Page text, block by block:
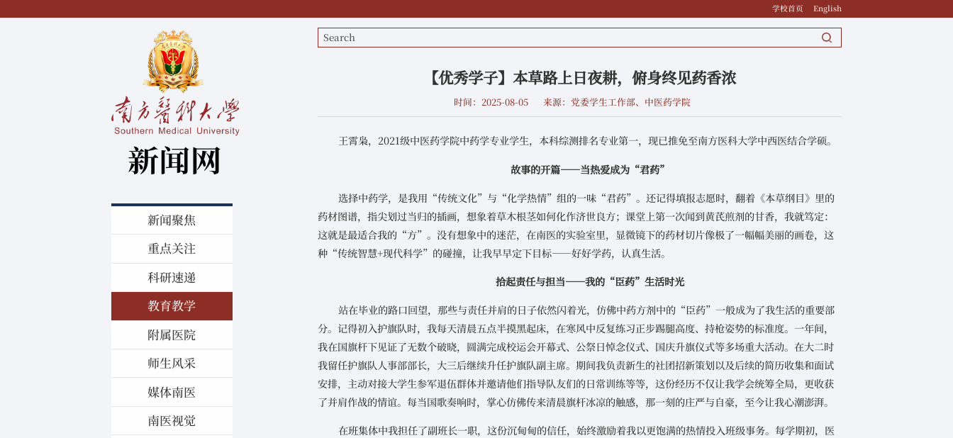
学校首页 English
新闻聚焦
重点关注
科研速递
教育教学
附属医院
师生风采
媒体南医
南医视觉
【优秀学子】本草路上日夜耕，俯身终见药香浓
时间：2025-08-05 来源：党委学生工作部、中医药学院
王霄枭，2021级中医药学院中药学专业学生，本科综测排名专业第一，现已推免至南方医科大学中西医结合学硕。
故事的开篇——当热爱成为“君药”
选择中药学，是我用“传统文化”与“化学热情”组的一味“君药”。还记得填报志愿时，翻着《本草纲目》里的
药材图谱，指尖划过当归的插画，想象着草木根茎如何化作济世良方；课堂上第一次闻到黄芪煎剂的甘香，我就笃定：
这就是最适合我的“方”。没有想象中的迷茫，在南医的实验室里，显微镜下的药材切片像极了一幅幅美丽的画卷，这
种“传统智慧+现代科学”的碰撞，让我早早定下目标——好好学药，认真生活。
拾起责任与担当——我的“臣药”生活时光
站在毕业的路口回望，那些与责任并肩的日子依然闪着光，仿佛中药方剂中的“臣药”一般成为了我生活的重要部
分。记得初入护旗队时，我每天清晨五点半摸黑起床，在寒风中反复练习正步踢腿高度、持枪姿势的标准度。一年间，
我在国旗杆下见证了无数个破晓，圆满完成校运会开幕式、公祭日悼念仪式、国庆升旗仪式等多场重大活动。在大二时
我留任护旗队人事部部长，大三后继续升任护旗队副主席。期间我负责新生的社团招新策划以及后续的简历收集和面试
安排，主动对接大学生参军退伍群体并邀请他们指导队友们的日常训练等等，这份经历不仅让我学会统筹全局，更收获
了并肩作战的情谊。每当国歌奏响时，掌心仿佛传来清晨旗杆冰凉的触感，那一刻的庄严与自豪，至今让我心潮澎湃。
在班集体中我担任了副班长一职，这份沉甸甸的信任，始终激励着我以更饱满的热情投入班级事务。每学期初，医